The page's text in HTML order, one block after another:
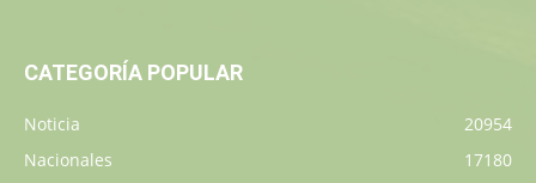
CATEGORÍA POPULAR
Noticia
20954
Nacionales
17180